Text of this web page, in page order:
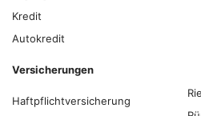
Kredit
Autokredit
Versicherungen
Haftpflichtversicherung